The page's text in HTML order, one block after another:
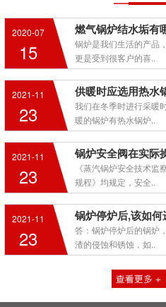
2020-07
15
燃气锅炉结水垢有
锅炉是我们生活的产品
更是受到很客户的喜..
2021-11
23
供暖时应选用热水
我们在冬季时进行采暖
暖的锅炉有热水锅炉..
2021-11
23
锅炉安全阀在实际
《蒸汽锅炉安全技术
规程》均规定，安全..
2021-11
23
锅炉停炉后,该如何
答：锅炉停炉后的锅炉
渣的侵蚀和锈蚀，如..